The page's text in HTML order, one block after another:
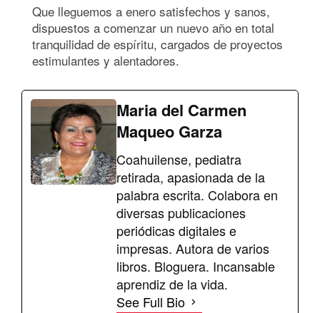
Que lleguemos a enero satisfechos y sanos,
dispuestos a comenzar un nuevo año en total
tranquilidad de espíritu, cargados de proyectos
estimulantes y alentadores.
Maria del Carmen
Maqueo Garza
Coahuilense, pediatra
retirada, apasionada de la
palabra escrita. Colabora en
diversas publicaciones
periódicas digitales e
impresas. Autora de varios
libros. Bloguera. Incansable
aprendiz de la vida.
See Full Bio